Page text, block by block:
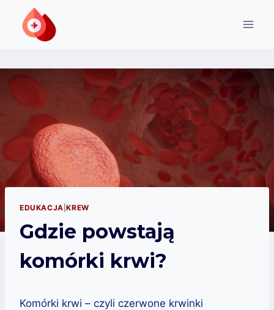
Przejdź
EDUKACJA |KREW
Gdzie powstają
komórki krwi?
Komórki krwi – czyli czerwone krwinki